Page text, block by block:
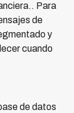
Para
de
y
cuando
de datos